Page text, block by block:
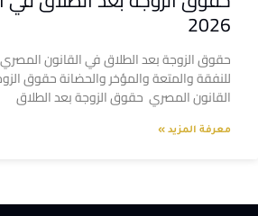
2026
للنفقة والمتعة والمؤخر والحضانة حقوق
القانون المصري حقوق الزوجة بعد الطلاق
معرفة المزيد »